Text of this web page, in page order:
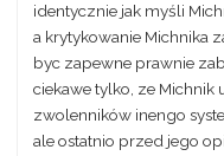
identycznie jak myśli
a krytykowanie Michnika
byc zapewne prawnie
ciekawe tylko, ze Michnik
zwolenników inengo
ale ostatnio przed jego